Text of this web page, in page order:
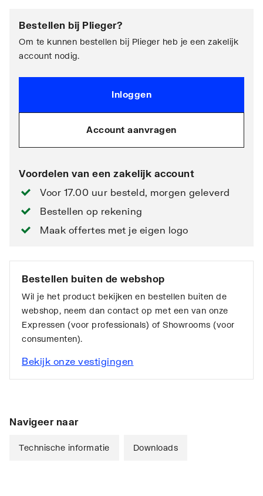
Bestellen bij Plieger?
Om te kunnen bestellen bij Plieger heb je een zakelijk
account nodig.
Inloggen
Account aanvragen
Voordelen van een zakelijk account
Voor 17.00 uur besteld, morgen geleverd
Bestellen op rekening
Maak offertes met je eigen logo
Bestellen buiten de webshop
Wil je het product bekijken en bestellen buiten de
webshop, neem dan contact op met een van onze
Expressen (voor professionals) of Showrooms (voor
consumenten).
Bekijk onze vestigingen
Navigeer naar
Technische informatie Downloads